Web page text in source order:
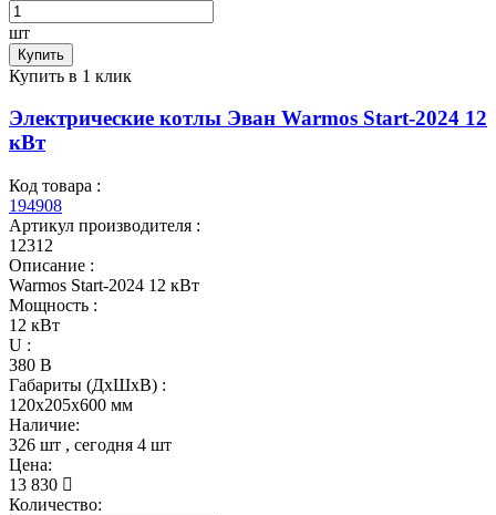
шт
Купить
Купить в 1 клик
Электрические котлы Эван Warmos Start-2024 12
кВт
Код товара :
194908
Артикул производителя :
12312
Описание :
Warmos Start-2024 12 кВт
Мощность :
12 кВт
U :
380 В
Габариты (ДхШхВ) :
120x205x600 мм
Наличие:
326 шт , сегодня 4 шт
Цена:
13 830
Количество: